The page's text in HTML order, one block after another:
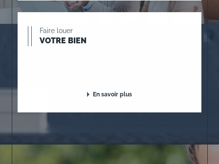
Faire louer
VOTRE BIEN
En savoir plus